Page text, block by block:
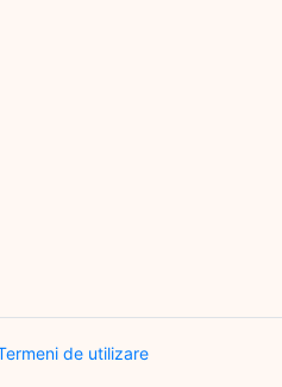
de utilizare